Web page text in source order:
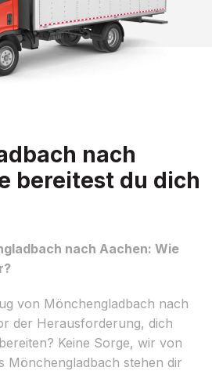
nach
bereitest du dich
nach Aachen: Wie
von Mönchengladbach nach
der Herausforderung, dich
Keine Sorge, wir von
Mönchengladbach stehen dir